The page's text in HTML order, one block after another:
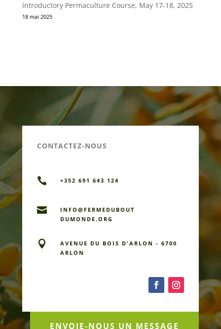
Introductory Permaculture Course, May 17-18, 2025
18 mai 2025
CONTACTEZ-NOUS
 +352 691 643 124

INFO@FERMEDU­BOUT
DUMONDE.ORG

AVENUE DU BOIS D'ARLON - 6700
ARLON
ENVOIE-NOUS UN MESSAGE